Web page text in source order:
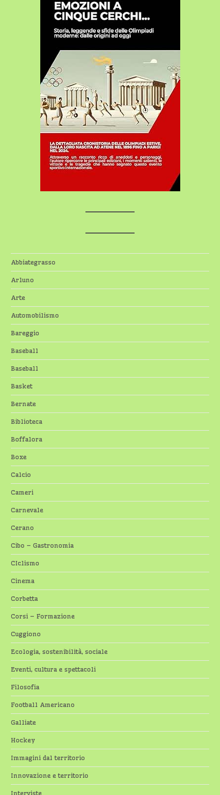
Abbiategrasso
Arluno
Arte
Automobilismo
Bareggio
Baseball
Baseball
Basket
Bernate
Biblioteca
Boffalora
Boxe
Calcio
Cameri
Carnevale
Cerano
Cibo – Gastronomia
CIclismo
Cinema
Corbetta
Corsi – Formazione
Cuggiono
Ecologia, sostenibilità, sociale
Eventi, cultura e spettacoli
Filosofia
Football Americano
Galliate
Hockey
Immagini dal territorio
Innovazione e territorio
Interviste